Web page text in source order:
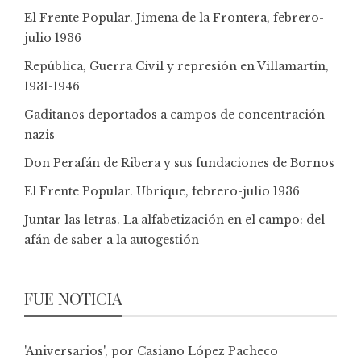
El Frente Popular. Jimena de la Frontera, febrero-
julio 1936
República, Guerra Civil y represión en Villamartín,
1931-1946
Gaditanos deportados a campos de concentración
nazis
Don Perafán de Ribera y sus fundaciones de Bornos
El Frente Popular. Ubrique, febrero-julio 1936
Juntar las letras. La alfabetización en el campo: del
afán de saber a la autogestión
FUE NOTICIA
'Aniversarios', por Casiano López Pacheco